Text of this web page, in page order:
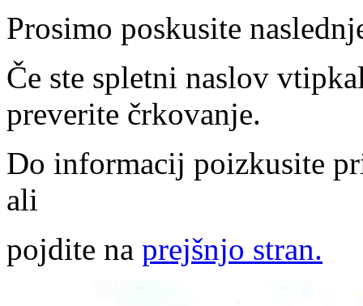
Prosimo poskusite
Če ste spletni naslov
preverite črkovanje.
Do informacij poizkusite
ali
pojdite na prejšnjo stran.